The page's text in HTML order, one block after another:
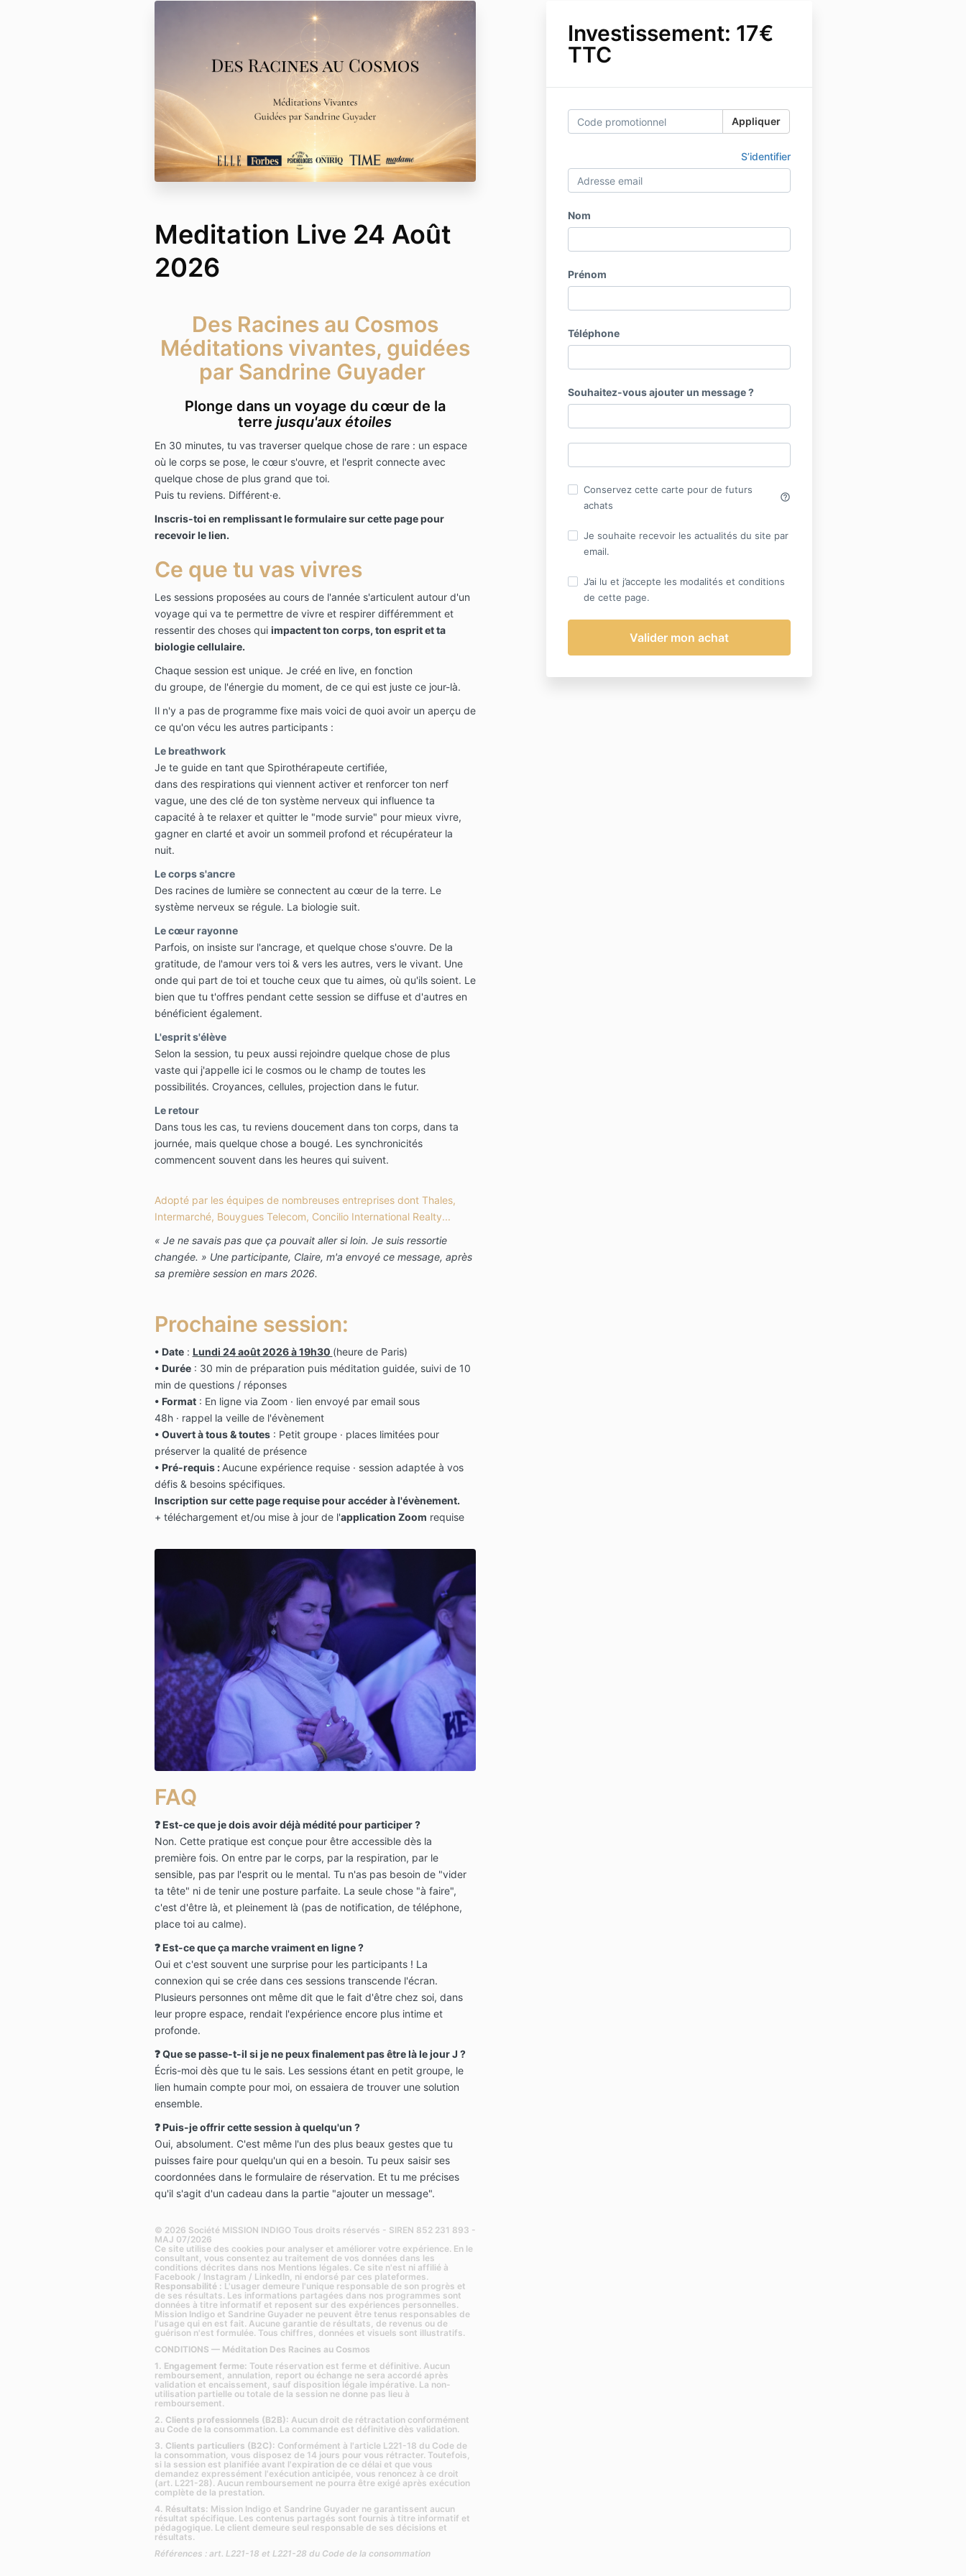
Meditation Live 24 Août
2026
Des Racines au Cosmos
Méditations vivantes, guidées
par Sandrine Guyader
Plonge dans un voyage du cœur de la
terrejusqu'aux étoiles
En 30 minutes, tu vas traverser quelque chose de rare : un espace
où le corps se pose, le cœur s'ouvre, et l'esprit connecte avec
quelque chose de plus grand que toi.
Puis tu reviens. Différent·e.
Inscris-toi en remplissant le formulaire sur cette page pour
recevoir le lien.
Ce que tu vas vivres
Les sessions proposées au cours de l'année s'articulent autour d'un
voyage qui va te permettre de vivre et respirer différemment et
ressentir des choses qui impactent ton corps, ton esprit et ta
biologie cellulaire.
Chaque session est unique. Je créé en live, en fonction
du groupe, de l'énergie du moment, de ce qui est juste ce jour-là.
Il n'y a pas de programme fixe mais voici de quoi avoir un aperçu de
ce qu'on vécu les autres participants :
Le breathwork
Je te guide en tant que Spirothérapeute certifiée,
dans des respirations qui viennent activer et renforcer ton nerf
vague, une des clé de ton système nerveux qui influence ta
capacité à te relaxer et quitter le "mode survie" pour mieux vivre,
gagner en clarté et avoir un sommeil profond et récupérateur la
nuit.
Le corps s'ancre
Des racines de lumière se connectent au cœur de la terre. Le
système nerveux se régule. La biologie suit.
Le cœur rayonne
Parfois, on insiste sur l'ancrage, et quelque chose s'ouvre. De la
gratitude, de l'amour vers toi & vers les autres, vers le vivant. Une
onde qui part de toi et touche ceux que tu aimes, où qu'ils soient. Le
bien que tu t'offres pendant cette session se diffuse et d'autres en
bénéficient également.
L'esprit s'élève
Selon la session, tu peux aussi rejoindre quelque chose de plus
vaste qui j'appelle ici le cosmos ou le champ de toutes les
possibilités. Croyances, cellules, projection dans le futur.
Le retour
Dans tous les cas, tu reviens doucement dans ton corps, dans ta
journée, mais quelque chose a bougé. Les synchronicités
commencent souvent dans les heures qui suivent.
Adopté par les équipes de nombreuses entreprises dont Thales,
Intermarché, Bouygues Telecom, Concilio International Realty...
« Je ne savais pas que ça pouvait aller si loin. Je suis ressortie
changée. » Une participante, Claire, m'a envoyé ce message, après
sa première session en mars 2026.
Prochaine session:
• Date: Lundi 24août2026 à 19h30 (heure de Paris)
• Durée: 30 min de préparation puis méditation guidée, suivi de 10
min de questions / réponses
• Format: En ligne via Zoom · lien envoyé par email sous
48h · rappel la veille de l'évènement
• Ouvert à tous & toutes: Petit groupe · places limitées pour
préserver la qualité de présence
• Pré-requis : Aucune expérience requise· session adaptée à vos
défis & besoins spécifiques.
Inscription sur cette page requise pour accéder à l'évènement.
+ téléchargement et/ou mise à jour de l'application Zoom requise
FAQ
❓ Est-ce que je dois avoir déjà médité pour participer ?
Non. Cette pratique est conçue pour être accessible dès la
première fois. On entre par le corps, par la respiration, par le
sensible, pas par l'esprit ou le mental. Tu n'as pas besoin de "vider
ta tête" ni de tenir une posture parfaite. La seule chose "à faire",
c'est d'être là, et pleinement là (pas de notification, de téléphone,
place toi au calme).
❓ Est-ce que ça marche vraiment en ligne ?
Oui et c'est souvent une surprise pour les participants ! La
connexion qui se crée dans ces sessions transcende l'écran.
Plusieurs personnes ont même dit que le fait d'être chez soi, dans
leur propre espace, rendait l'expérience encore plus intime et
profonde.
❓ Que se passe-t-il si je ne peux finalement pas être là le jour J ?
Écris-moi dès que tu le sais. Les sessions étant en petit groupe, le
lien humain compte pour moi, on essaiera de trouver une solution
ensemble.
❓ Puis-je offrir cette session à quelqu'un ?
Oui, absolument. C'est même l'un des plus beaux gestes que tu
puisses faire pour quelqu'un qui en a besoin. Tu peux saisir ses
coordonnées dans le formulaire de réservation. Et tu me précises
qu'il s'agit d'un cadeau dans la partie "ajouter un message".
© 2026 Société MISSION INDIGO Tous droits réservés - SIREN 852 231 893 -
MAJ 07/2026
Ce site utilise des cookies pour analyser et améliorer votre expérience. En le
consultant, vous consentez au traitement de vos données dans les
conditions décrites dans nos Mentions légales. Ce site n'est ni affilié à
Facebook / Instagram / LinkedIn, ni endorsé par ces plateformes.
Responsabilité : L'usager demeure l'unique responsable de son progrès et
de ses résultats. Les informations partagées dans nos programmes sont
données à titre informatif et reposent sur des expériences personnelles.
Mission Indigo et Sandrine Guyader ne peuvent être tenus responsables de
l'usage qui en est fait. Aucune garantie de résultats, de revenus ou de
guérison n'est formulée. Tous chiffres, données et visuels sont illustratifs.
CONDITIONS — Méditation Des Racines au Cosmos
1. Engagement ferme: Toute réservation est ferme et définitive. Aucun
remboursement, annulation, report ou échange ne sera accordé après
validation et encaissement, sauf disposition légale impérative. La non-
utilisation partielle ou totale de la session ne donne pas lieu à
remboursement.
2. Clients professionnels (B2B): Aucun droit de rétractation conformément
au Code de la consommation. La commande est définitive dès validation.
3. Clients particuliers (B2C): Conformément à l'article L221-18 du Code de
la consommation, vous disposez de 14 jours pour vous rétracter. Toutefois,
si la session est planifiée avant l'expiration de ce délai et que vous
demandez expressément l'exécution anticipée, vous renoncez à ce droit
(art. L221-28). Aucun remboursement ne pourra être exigé après exécution
complète de la prestation.
4. Résultats: Mission Indigo et Sandrine Guyader ne garantissent aucun
résultat spécifique. Les contenus partagés sont fournis à titre informatif et
pédagogique. Le client demeure seul responsable de ses décisions et
résultats.
Références : art. L221-18 et L221-28 du Code de la consommation
Investissement: 17€
TTC
Appliquer
S’identifier
Nom
Prénom
Téléphone
Souhaitez-vous ajouter un message ?
Conservez cette carte pour de futurs
achats
help_outline
Je souhaite recevoir les actualités du site par
email.
J’ai lu et j’accepte les modalités et conditions
de cette page.